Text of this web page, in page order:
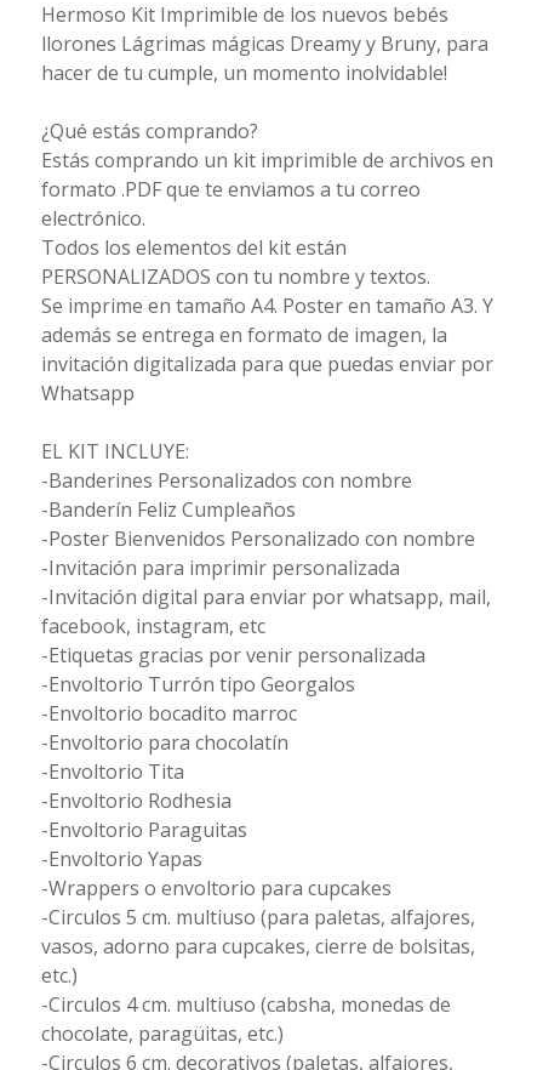
Hermoso Kit Imprimible de los nuevos bebés
llorones Lágrimas mágicas Dreamy y Bruny, para
hacer de tu cumple, un momento inolvidable!
¿Qué estás comprando?
Estás comprando un kit imprimible de archivos en
formato .PDF que te enviamos a tu correo
electrónico.
Todos los elementos del kit están
PERSONALIZADOS con tu nombre y textos.
Se imprime en tamaño A4. Poster en tamaño A3. Y
además se entrega en formato de imagen, la
invitación digitalizada para que puedas enviar por
Whatsapp
EL KIT INCLUYE:
-Banderines Personalizados con nombre
-Banderín Feliz Cumpleaños
-Poster Bienvenidos Personalizado con nombre
-Invitación para imprimir personalizada
-Invitación digital para enviar por whatsapp, mail,
facebook, instagram, etc
-Etiquetas gracias por venir personalizada
-Envoltorio Turrón tipo Georgalos
-Envoltorio bocadito marroc
-Envoltorio para chocolatín
-Envoltorio Tita
-Envoltorio Rodhesia
-Envoltorio Paraguitas
-Envoltorio Yapas
-Wrappers o envoltorio para cupcakes
-Circulos 5 cm. multiuso (para paletas, alfajores,
vasos, adorno para cupcakes, cierre de bolsitas,
etc.)
-Circulos 4 cm. multiuso (cabsha, monedas de
chocolate, paragüitas, etc.)
-Circulos 6 cm. decorativos (paletas, alfajores,